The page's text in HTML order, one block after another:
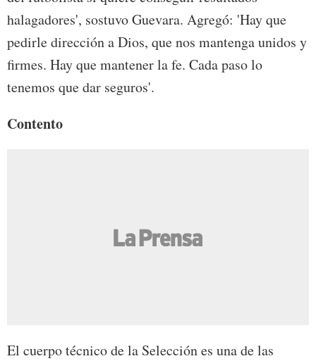
halagadores', sostuvo Guevara. Agregó: 'Hay que
pedirle dirección a Dios, que nos mantenga unidos y
firmes. Hay que mantener la fe. Cada paso lo
tenemos que dar seguros'.
Contento
El cuerpo técnico de la Selección es una de las